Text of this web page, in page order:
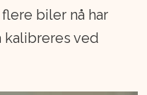
biler nå har
kalibreres ved